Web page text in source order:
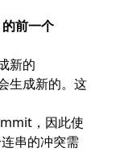
前一个
新的
生成新的。这
，因此使
串的冲突需